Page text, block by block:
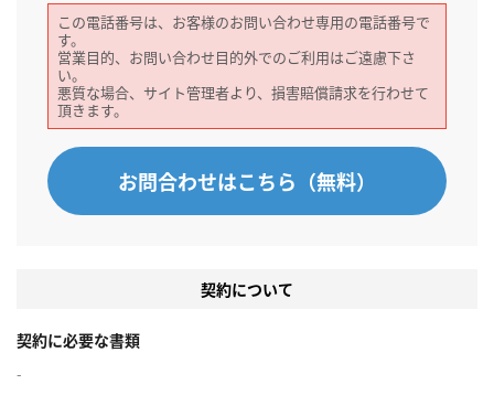
この電話番号は、お客様のお問い合わせ専用の電話番号で
す。
営業目的、お問い合わせ目的外でのご利用はご遠慮下さ
い。
悪質な場合、サイト管理者より、損害賠償請求を行わせて
頂きます。
お問合わせはこちら（無料）
契約について
契約に必要な書類
-